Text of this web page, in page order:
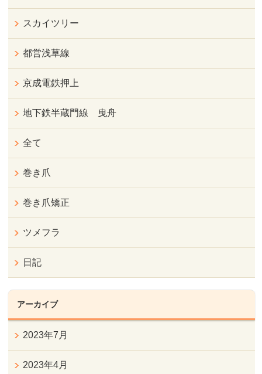
スカイツリー
都営浅草線
京成電鉄押上
地下鉄半蔵門線 曳舟
全て
巻き爪
巻き爪矯正
ツメフラ
日記
アーカイブ
2023年7月
2023年4月